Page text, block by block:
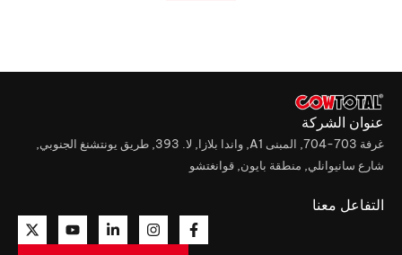
عنوان الشركة
غرفة 703-704, المبنى A1, واندا بلازا, لا. 393, طريق يونتشنغ الجنوبي,
شارع سانيوانلي, منطقة بايون, قوانغتشو
التفاعل معنا